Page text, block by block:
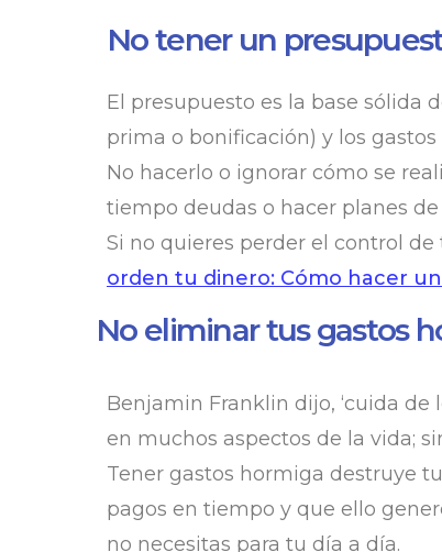
No tener un
El presupuesto es la base sólida
prima o bonificación) y los
No hacerlo o ignorar cómo se
tiempo deudas o hacer planes
Si no quieres perder el control
orden tu dinero: Cómo hacer
No eliminar tus gastos
Benjamin Franklin dijo, ‘cuida
en muchos aspectos de la vida;
Tener gastos hormiga destruye
pagos en tiempo y que ello
no necesitas para tu día a día.